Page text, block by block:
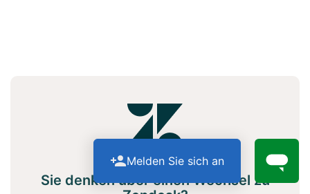
Sie denken über einen Wechsel zu
Melden Sie sich an